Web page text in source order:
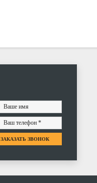
ЗАКАЗАТЬ ЗВОНОК